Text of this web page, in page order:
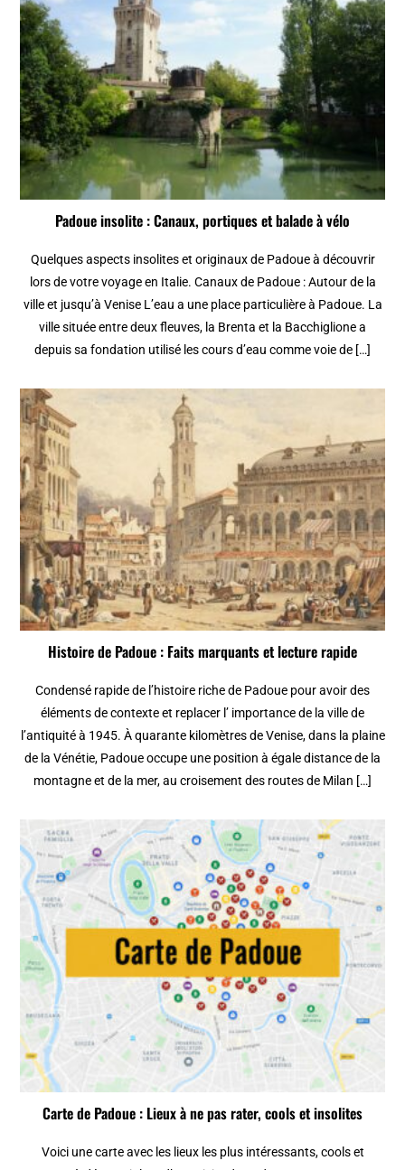
Padoue insolite : Canaux, portiques et balade à vélo
Quelques aspects insolites et originaux de Padoue à découvrir
lors de votre voyage en Italie. Canaux de Padoue : Autour de la
ville et jusqu’à Venise L’eau a une place particulière à Padoue. La
ville située entre deux fleuves, la Brenta et la Bacchiglione a
depuis sa fondation utilisé les cours d’eau comme voie de […]
Histoire de Padoue : Faits marquants et lecture rapide
Condensé rapide de l’histoire riche de Padoue pour avoir des
éléments de contexte et replacer l’ importance de la ville de
l’antiquité à 1945. À quarante kilomètres de Venise, dans la plaine
de la Vénétie, Padoue occupe une position à égale distance de la
montagne et de la mer, au croisement des routes de Milan […]
Carte de Padoue : Lieux à ne pas rater, cools et insolites
Voici une carte avec les lieux les plus intéressants, cools et